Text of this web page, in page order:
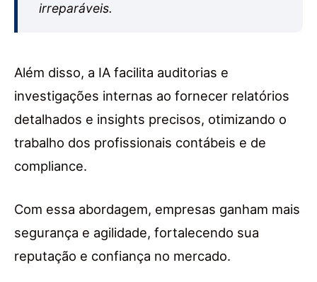
irreparáveis.
Além disso, a IA facilita auditorias e
investigações internas ao fornecer relatórios
detalhados e insights precisos, otimizando o
trabalho dos profissionais contábeis e de
compliance.
Com essa abordagem, empresas ganham mais
segurança e agilidade, fortalecendo sua
reputação e confiança no mercado.